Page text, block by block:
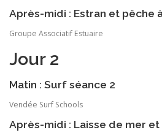
Après-midi : Estran et pêche
Groupe Associatif Estuaire
Jour 2
Matin : Surf séance 2
Vendée Surf Schools
Après-midi : Laisse de mer